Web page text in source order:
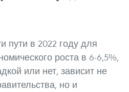
пути в 2022 году для
роста в 6-6,5%,
или нет, зависит не
но и